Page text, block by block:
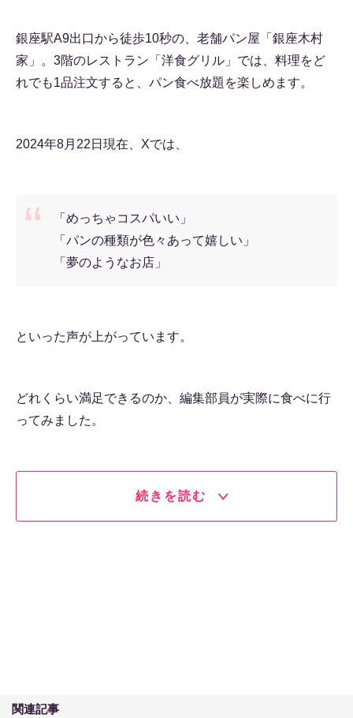
銀座駅A9出口から徒歩10秒の、老舗パン屋「銀座木村
家」。3階のレストラン「洋食グリル」では、料理をど
れでも1品注文すると、パン食べ放題を楽しめます。
2024年8月22日現在、Xでは、
「めっちゃコスパいい」
「パンの種類が色々あって嬉しい」
「夢のようなお店」
といった声が上がっています。
どれくらい満足できるのか、編集部員が実際に食べに行
ってみました。
続きを読む
関連記事